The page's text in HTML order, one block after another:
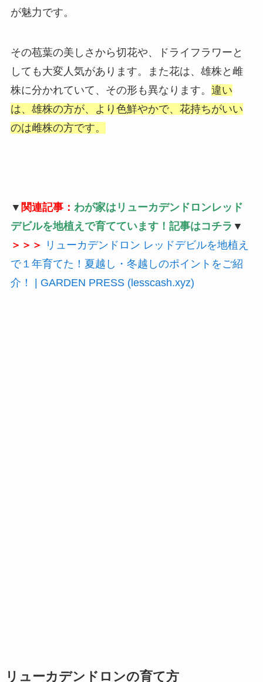
が魅力です。
その苞葉の美しさから切花や、ドライフラワーと
しても大変人気があります。また花は、雄株と雌
株に分かれていて、その形も異なります。 違い
は、雄株の方が、より色鮮やかで、花持ちがいい
のは雌株の方です。
▼ 関連記事： わが家はリューカデンドロンレッド
デビルを地植えで育てています！記事はコチラ ▼
＞＞＞ リューカデンドロン レッドデビルを地植え
で１年育てた！夏越し・冬越しのポイントをご紹
介！ | GARDEN PRESS (lesscash.xyz)
リューカデンドロンの育て方